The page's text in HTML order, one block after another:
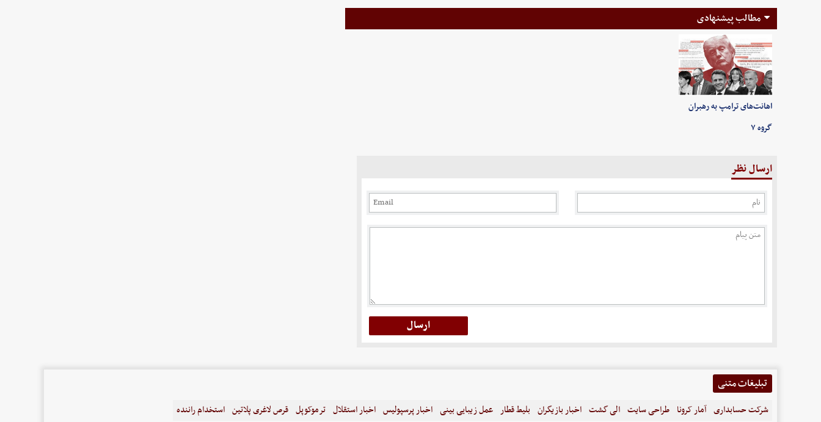
مطالب پیشنهادی
اهانت‌های ترامپ به رهبران
گروه ۷
ارسال نظر
تبلیغات متنی
شرکت حسابداری آمار کرونا طراحی سایت الی گشت اخبار بازیگران بلیط قطار عمل زیبایی بینی اخبار پرسپولیس اخبار استقلال ترموکوپل قرص لاغری پلاتین استخدام راننده